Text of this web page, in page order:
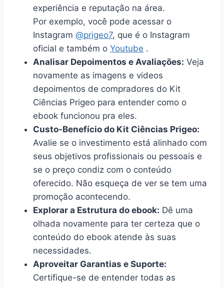
experiência e reputação na área.
Por exemplo, você pode acessar o
Instagram @prigeo7, que é o Instagram
oficial e também o Youtube .
Analisar Depoimentos e Avaliações: Veja
novamente as imagens e videos
depoimentos de compradores do Kit
Ciências Prigeo para entender como o
ebook funcionou pra eles.
Custo-Benefício do Kit Ciências Prigeo:
Avalie se o investimento está alinhado com
seus objetivos profissionais ou pessoais e
se o preço condiz com o conteúdo
oferecido. Não esqueça de ver se tem uma
promoção acontecendo.
Explorar a Estrutura do ebook: Dê uma
olhada novamente para ter certeza que o
conteúdo do ebook atende às suas
necessidades.
Aproveitar Garantias e Suporte:
Certifique-se de entender todas as